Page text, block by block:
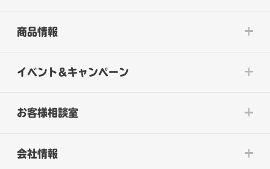
商品情報
イベント&キャンペーン
お客様相談室
会社情報